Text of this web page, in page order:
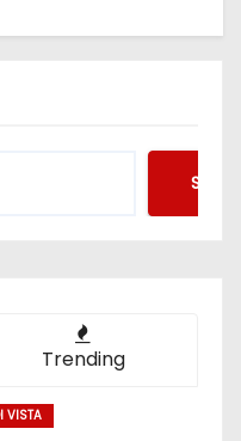
Trending
VISTA